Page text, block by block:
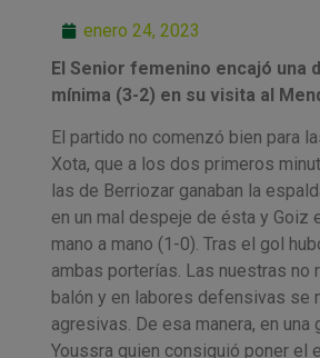
enero 24, 2023
El Senior femenino encajó una
mínima (3-2) en su visita al
El partido no comenzó bien para
Xota, que a los dos primeros
las de Berriozar ganaban la
en un mal despeje de ésta y Goiz
mano a mano (1-0). Tras el gol
ambas porterías. Las nuestras no
balón y en labores defensivas se
agresivas. De esa manera, en una
Youssra quien consiguió poner el